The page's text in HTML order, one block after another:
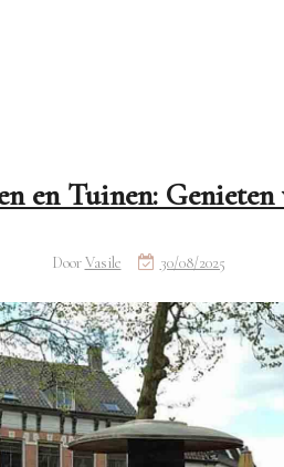
en Tuinen:
DoorVasile 30/08/2025